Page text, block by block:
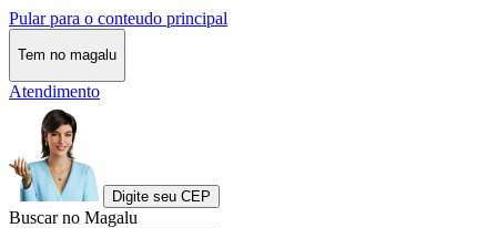
Pular para o conteudo principal
Tem no magalu
Atendimento
Digite seu CEP
Buscar no Magalu